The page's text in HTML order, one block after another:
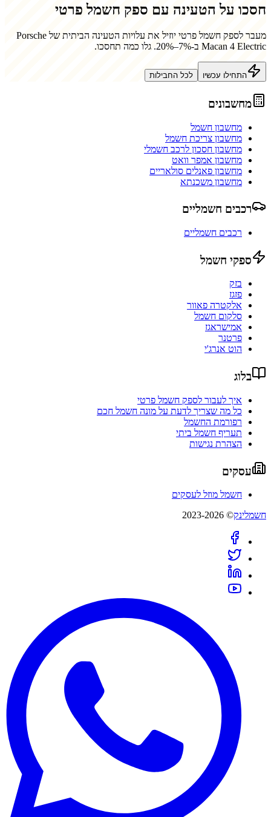
חסכו על הטעינה עם ספק חשמל פרטי
מעבר לספק חשמל פרטי יוזיל את עלויות הטעינה הביתית של Porsche
Macan 4 Electric ב-7%–20%. גלו כמה תחסכו.
התחילו עכשיו לכל החבילות
מחשבונים
מחשבון חשמל
מחשבון צריכת חשמל
מחשבון חסכון לרכב חשמלי
מחשבון אמפר וואט
מחשבון פאנלים סולאריים
מחשבון משכנתא
רכבים חשמליים
רכבים חשמליים
ספקי חשמל
בזק
פזגז
אלקטרה פאוור
סלקום חשמל
אמישראגז
פרטנר
הוט אנרג'י
בלוג
איך לעבור לספק חשמל פרטי
כל מה שצריך לדעת על מונה חשמל חכם
רפורמת החשמל
תעריף חשמל ביתי
הצהרת נגישות
עסקים
חשמל מוזל לעסקים
חשמלינק© 2023-2026